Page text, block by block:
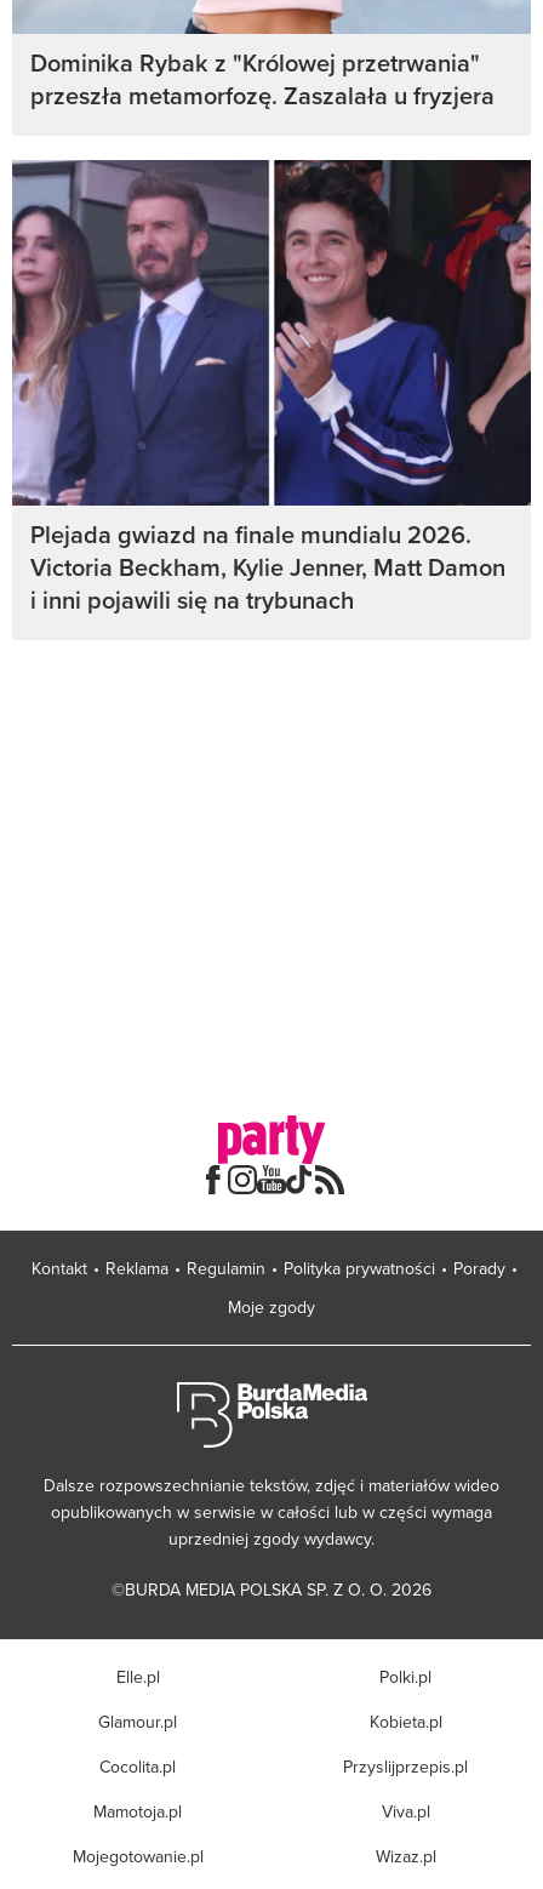
Dominika Rybak z "Królowej przetrwania"
przeszła metamorfozę. Zaszalała u fryzjera
Plejada gwiazd na finale mundialu 2026.
Victoria Beckham, Kylie Jenner, Matt Damon
i inni pojawili się na trybunach
Kontakt Reklama Regulamin Polityka prywatności
Porady
Moje zgody
Dalsze rozpowszechnianie tekstów, zdjęć i materiałów wideo
opublikowanych w serwisie w całości lub w części wymaga
uprzedniej zgody wydawcy.
©BURDA MEDIA POLSKA SP. Z O. O. 2026
Elle.pl
Glamour.pl
Cocolita.pl
Mamotoja.pl
Mojegotowanie.pl
Polki.pl
Kobieta.pl
Przyslijprzepis.pl
Viva.pl
Wizaz.pl